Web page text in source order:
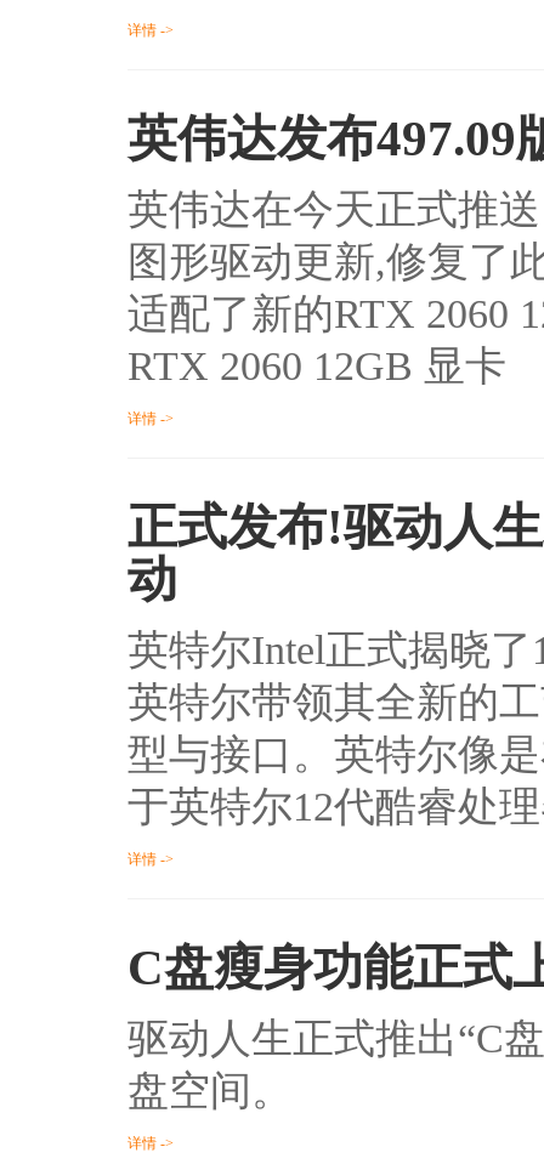
详情 ->
英伟达发布
英伟达在今天正式推
图形驱动更新,修复了
适配了新的RTX 2060
RTX 2060 12GB 显卡
详情 ->
正式发布!驱动人
动
英特尔Intel正式揭晓
英特尔带领其全新的
型与接口。英特尔像
于英特尔12代酷睿处
详情 ->
C盘瘦身功能正式
驱动人生正式推出“C
盘空间。
详情 ->